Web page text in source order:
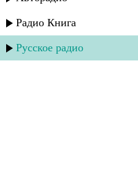
Радио Книга
Русское радио
Фатима - Эти глаза